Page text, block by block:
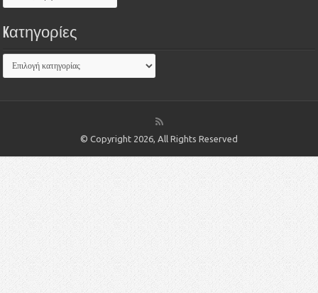
Kατηγορίες
© Copyright 2026, All Rights Reserved